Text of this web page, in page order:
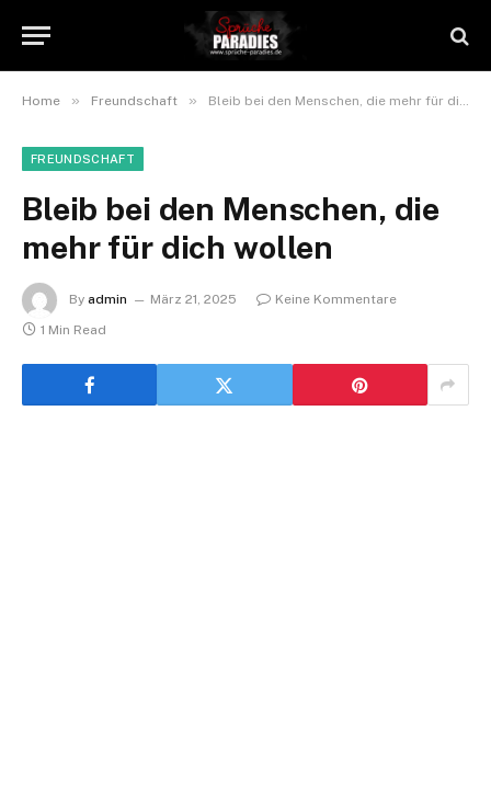
Home » Freundschaft » Bleib bei den Menschen, die mehr für dich wollen
FREUNDSCHAFT
Bleib bei den Menschen, die
mehr für dich wollen
By admin März 21, 2025
Keine Kommentare
1 Min Read